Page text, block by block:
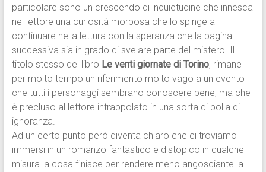
particolare sono un crescendo di inquietudine che innesca
nel lettore una curiosità morbosa che lo spinge a
continuare nella lettura con la speranza che la pagina
successiva sia in grado di svelare parte del mistero. Il
titolo stesso del libro Le venti giornate di Torino, rimane
per molto tempo un riferimento molto vago a un evento
che tutti i personaggi sembrano conoscere bene, ma che
è precluso al lettore intrappolato in una sorta di bolla di
ignoranza.
Ad un certo punto però diventa chiaro che ci troviamo
immersi in un romanzo fantastico e distopico in qualche
misura la cosa finisce per rendere meno angosciante la